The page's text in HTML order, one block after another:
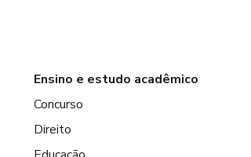
Ensino e estudo acadêmico
Concurso
Direito